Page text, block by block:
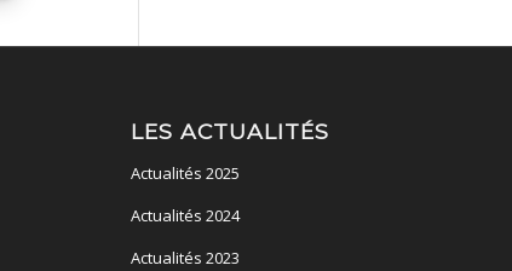
LES ACTUALITÉS
Actualités 2025
Actualités 2024
Actualités 2023